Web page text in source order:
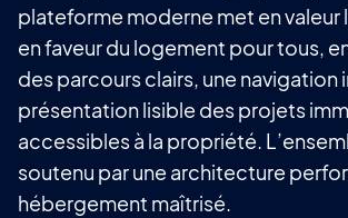
plateforme moderne met en valeur
en faveur du logement pour tous,
des parcours clairs, une navigation
présentation lisible des projets
accessibles à la propriété.
soutenu par une architecture
hébergement maîtrisé.